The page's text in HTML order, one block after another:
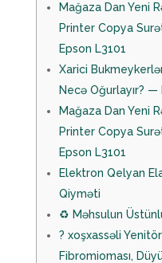
Mağaza Dan Yeni
Printer Copya
Epson L3101
Xarici
Necə Oğurlayır? —
Mağaza Dan Yeni
Printer Copya
Epson L3101
Elektron Qelyan
Qiyməti
♻️ Məhsulun
? ️xoşxassəli
Fibromioması,